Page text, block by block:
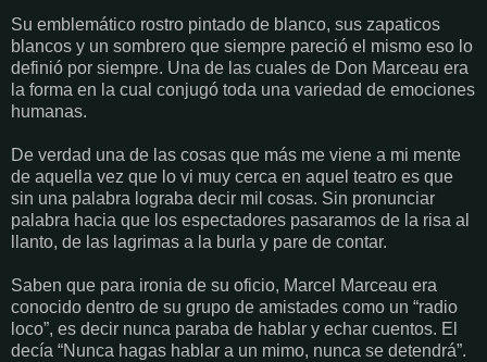
Su emblemático rostro pintado de blanco, sus zapaticos
blancos y un sombrero que siempre pareció el mismo eso lo
definió por siempre. Una de las cuales de Don Marceau era
la forma en la cual conjugó toda una variedad de emociones
humanas.
De verdad una de las cosas que más me viene a mi mente
de aquella vez que lo vi muy cerca en aquel teatro es que
sin una palabra lograba decir mil cosas. Sin pronunciar
palabra hacia que los espectadores pasaramos de la risa al
llanto, de las lagrimas a la burla y pare de contar.
Saben que para ironia de su oficio, Marcel Marceau era
conocido dentro de su grupo de amistades como un “radio
loco”, es decir nunca paraba de hablar y echar cuentos. El
decía “Nunca hagas hablar a un mimo, nunca se detendrá”.